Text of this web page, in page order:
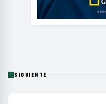
SIGUIENTE